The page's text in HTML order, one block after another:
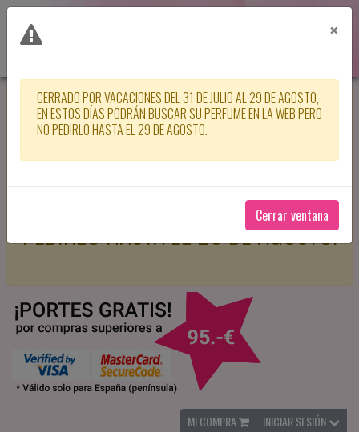
CERRADO POR VACACIONES DEL 31
DE JULIO AL 29 DE AGOSTO, EN
ESTOS DÍAS PODRÁN BUSCAR SU
PERFUME EN LA WEB PERO NO
PEDIRLO HASTA EL 29 DE AGOSTO.
MI COMPRA INICIAR SESIÓN
×
CERRADO POR VACACIONES DEL 31 DE JULIO AL 29 DE AGOSTO,
EN ESTOS DÍAS PODRÁN BUSCAR SU PERFUME EN LA WEB PERO
NO PEDIRLO HASTA EL 29 DE AGOSTO.
Cerrar ventana